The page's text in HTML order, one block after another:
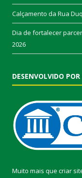
Calçamento da Rua
Dia de fortalecer
2026
DESENVOLVIDO POR
Muito mais que criar